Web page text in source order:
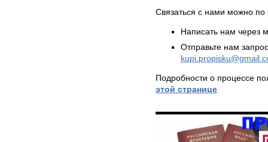
Связаться с нами можно по
Написать нам через
Отправьте нам
Подробности о процессе
этой странице